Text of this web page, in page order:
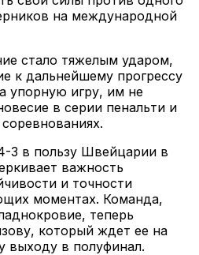
на международной
стало тяжелым ударом,
к дальнейшему прогрессу
упорную игру, им не
в серии пенальти и
3 в пользу Швейцарии в
важность
и точности
моментах. Команда,
теперь
который ждет ее на
выходу в полуфинал.